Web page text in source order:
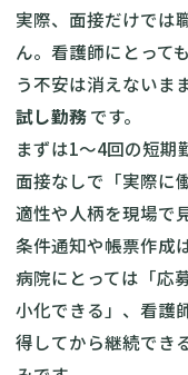
実際、面接だけでは
ん。看護師にとって
う不安は消えないま
試し勤務です。
まずは1〜4回の短期
面接なしで「実際に
適性や人柄を現場で
条件通知や帳票作成
病院にとっては「応
小化できる」、看護
得してから継続でき